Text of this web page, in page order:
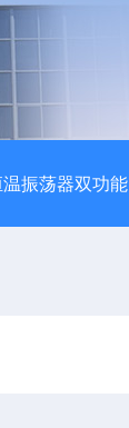
振荡器双功能